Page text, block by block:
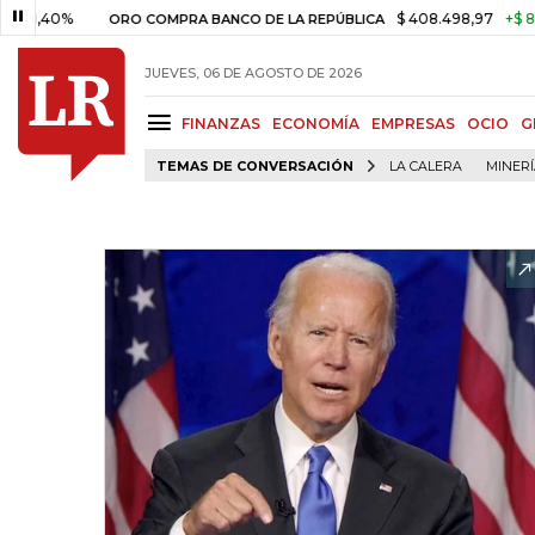
ORO COMPRA BANCO DE LA REPÚBLICA $ 408.498,97 +$ 8.753,81
JUEVES, 06 DE AGOSTO DE 2026
FINANZAS ECONOMÍA EMPRESAS OCIO
TEMAS DE CONVERSACIÓN LA CALERA